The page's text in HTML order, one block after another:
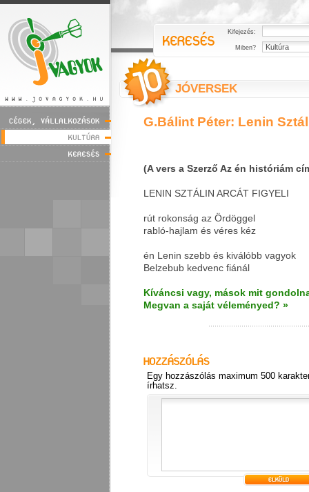
Kifejezés:
Miben?
JÓVERSEK
G.Bálint Péter: Lenin
(A vers a Szerző Az én históriám
LENIN SZTÁLIN ARCÁT FIGYELI
rút rokonság az Ördöggel
rabló-hajlam és véres kéz
én Lenin szebb és kiválóbb vagyok
Belzebub kedvenc fiánál
Kíváncsi vagy, mások mit
Megvan a saját véleményed? »
Egy hozzászólás maximum 500
írhatsz.